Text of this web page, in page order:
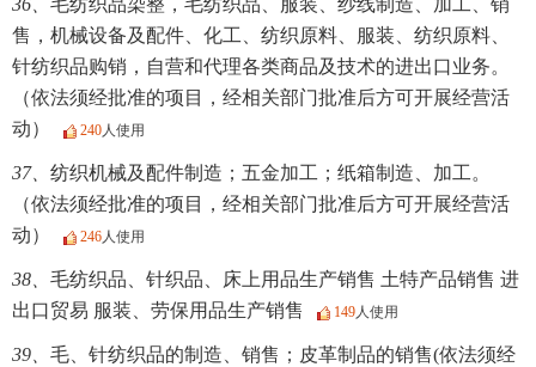
36、 毛纺织品染整，毛纺织品、服装、纱线制造、加工、销
售，机械设备及配件、化工、纺织原料、服装、纺织原料、
针纺织品购销，自营和代理各类商品及技术的进出口业务。
（依法须经批准的项目，经相关部门批准后方可开展经营活
动）
240人使用
37、 纺织机械及配件制造；五金加工；纸箱制造、加工。
（依法须经批准的项目，经相关部门批准后方可开展经营活
动）
246人使用
38、 毛纺织品、针织品、床上用品生产销售 土特产品销售 进
出口贸易 服装、劳保用品生产销售
149人使用
39、 毛、针纺织品的制造、销售；皮革制品的销售(依法须经